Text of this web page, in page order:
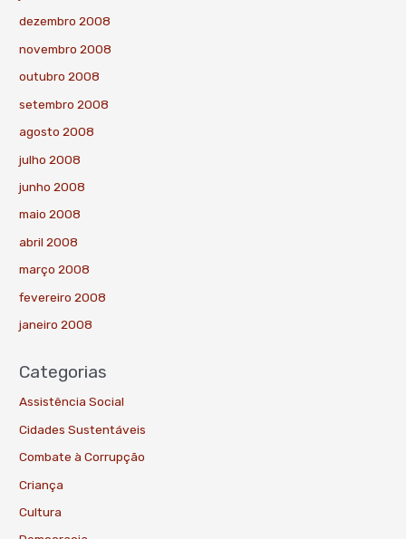
dezembro 2008
novembro 2008
outubro 2008
setembro 2008
agosto 2008
julho 2008
junho 2008
maio 2008
abril 2008
março 2008
fevereiro 2008
janeiro 2008
Categorias
Assistência Social
Cidades Sustentáveis
Combate à Corrupção
Criança
Cultura